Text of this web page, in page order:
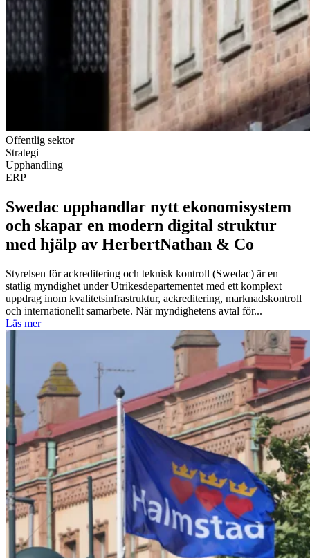
Offentlig sektor
Strategi
Upphandling
ERP
Swedac upphandlar nytt ekonomisystem
och skapar en modern digital struktur
med hjälp av HerbertNathan & Co
Styrelsen för ackreditering och teknisk kontroll (Swedac) är en
statlig myndighet under Utrikesdepartementet med ett komplext
uppdrag inom kvalitetsinfrastruktur, ackreditering, marknadskontroll
och internationellt samarbete. När myndighetens avtal för...
Läs mer